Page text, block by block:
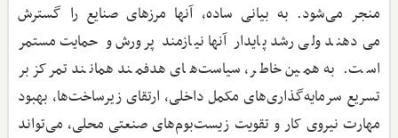
منجر می‌شود. به بیانی ساده، آنها مرزهای صنایع را گسترش
می‌دهند ولی رشد پایدار آنها نیازمند پرورش و حمایت مستمر
است. به همین خاطر، سیاست‌های هدفمند همانند تمرکز بر
تسریع سرمایه‌گذاری‌های مکمل داخلی، ارتقای زیرساخت‌ها، بهبود
مهارت نیروی کار و تقویت زیست‌بوم‌های صنعتی محلی، می‌تواند